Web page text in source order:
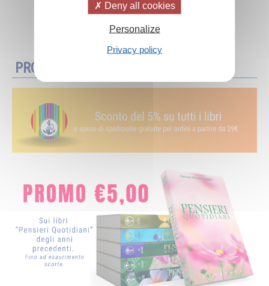
Aggiungi al carrello
PROMOZIONI
Deny all cookies
Personalize
Privacy policy